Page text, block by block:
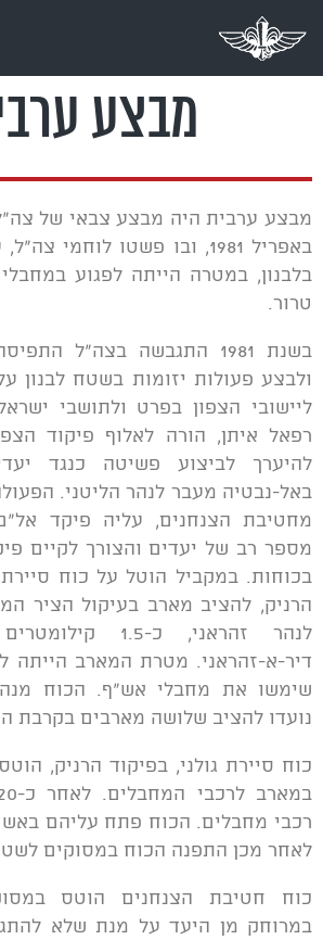
מבצע
מבצע ערבית
באפריל 1981, ובו פשטו
בלבנון, במטרה הייתה לפגוע
טרור.
בשנת 1981 התגבשה בצה"ל
ולבצע פעולות יזומות בשטח לבנון
ליישובי הצפון בפרט ולתושבי
רפאל איתן, הורה לאלוף פיקוד
להיערך לביצוע פשיטה כנגד
באל-נבטיה מעבר לנהר הליטני.
מחטיבת הצנחנים, עליה פיקד
מספר רב של יעדים והצורך לקיים
בכוחות. במקביל הוטל על כוח סיירת
הרניק, להציב מארב בעיקול הציר
לנהר זהראני, כ-
דיר-א-זהראני. מטרת המארב הייתה
נועדו להציב שלושה מארבים בקרבת
כוח סיירת גולני, בפיקוד הרניק,
רכבי מחבלים. הכוח פתח עליהם באש
לאחר מכן התפנה הכוח במסוקים
כוח חטיבת הצנחנים הוטס
במרוחק מן היעד על מנת שלא